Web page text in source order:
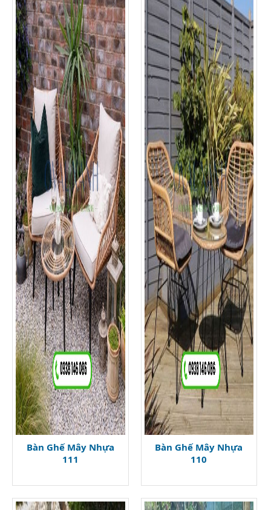
Bàn Ghế Mây Nhựa
111
Bàn Ghế Mây Nhựa
110